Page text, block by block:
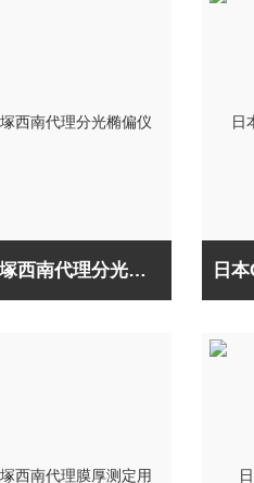
日本OTSUKA大塚西南代理分光椭偏仪FE-5000